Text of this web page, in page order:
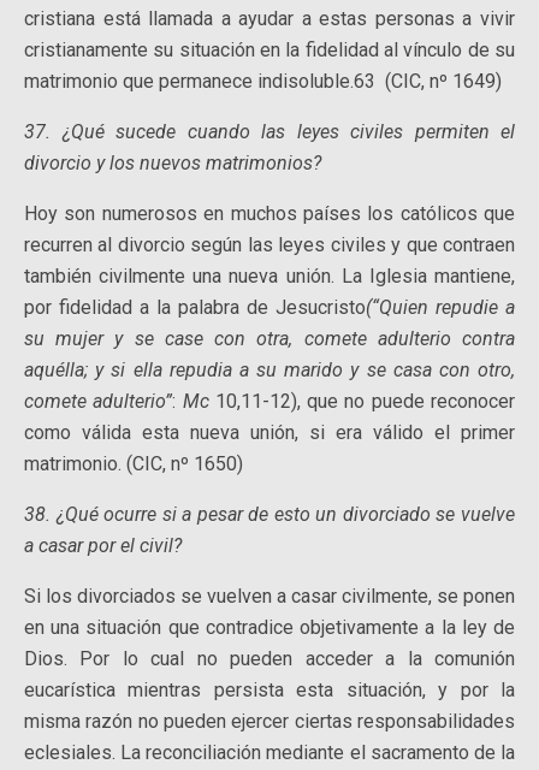
cristiana está llamada a ayudar a estas personas a vivir
cristianamente su situación en la fidelidad al vínculo de su
matrimonio que permanece indisoluble.63 (CIC, nº 1649)
37. ¿Qué sucede cuando las leyes civiles permiten el
divorcio y los nuevos matrimonios?
Hoy son numerosos en muchos países los católicos que
recurren al divorcio según las leyes civiles y que contraen
también civilmente una nueva unión. La Iglesia mantiene,
por fidelidad a la palabra de Jesucristo(“Quien repudie a
su mujer y se case con otra, comete adulterio contra
aquélla; y si ella repudia a su marido y se casa con otro,
comete adulterio”: Mc10,11-12), que no puede reconocer
como válida esta nueva unión, si era válido el primer
matrimonio. (CIC, nº 1650)
38. ¿Qué ocurre si a pesar de esto un divorciado se vuelve
a casar por el civil?
Si los divorciados se vuelven a casar civilmente, se ponen
en una situación que contradice objetivamente a la ley de
Dios. Por lo cual no pueden acceder a la comunión
eucarística mientras persista esta situación, y por la
misma razón no pueden ejercer ciertas responsabilidades
eclesiales. La reconciliación mediante el sacramento de la